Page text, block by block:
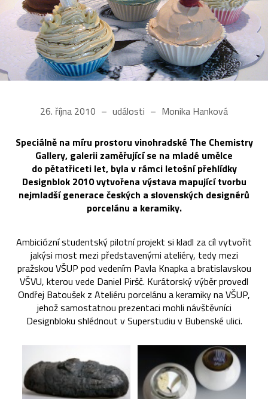
26. října 2010 události Monika Hanková
Speciálně na míru prostoru vinohradské The Chemistry
Gallery, galerii zaměřující se na mladé umělce
do pětatřiceti let, byla v rámci letošní přehlídky
Designblok 2010 vytvořena výstava mapující tvorbu
nejmladší generace českých a slovenských designérů
porcelánu a keramiky.
Ambiciózní studentský pilotní projekt si kladl za cíl vytvořit
jakýsi most mezi představenými ateliéry, tedy mezi
pražskou VŠUP pod vedením Pavla Knapka a bratislavskou
VŠVU, kterou vede Daniel Piršč. Kurátorský výběr provedl
Ondřej Batoušek z Ateliéru porcelánu a keramiky na VŠUP,
jehož samostatnou prezentaci mohli návštěvníci
Designbloku shlédnout v Superstudiu v Bubenské ulici.